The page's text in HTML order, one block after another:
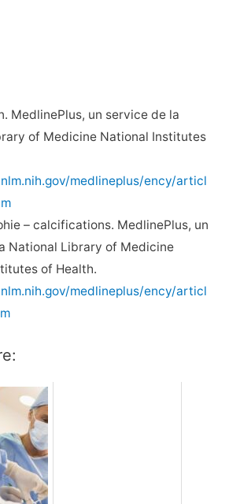
MedlinePlus, un service de la
of Medicine National Institutes
medlineplus/ency/articl
– calcifications. MedlinePlus, un
National Library of Medicine
of Health.
medlineplus/ency/articl